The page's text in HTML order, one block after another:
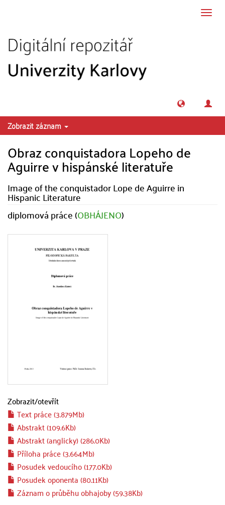
Zobrazit záznam
Obraz conquistadora Lopeho de
Aguirre v hispánské literatuře
Image of the conquistador Lope de Aguirre in
Hispanic Literature
diplomová práce (OBHÁJENO)
Zobrazit/otevřít
Text práce (3.879Mb)
Abstrakt (109.6Kb)
Abstrakt (anglicky) (286.0Kb)
Příloha práce (3.664Mb)
Posudek vedoucího (177.0Kb)
Posudek oponenta (80.11Kb)
Záznam o průběhu obhajoby (59.38Kb)